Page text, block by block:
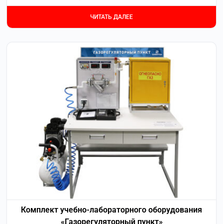
ЧИТАТЬ ДАЛЕЕ
Комплект учебно-лабораторного оборудования
«Газорегуляторный пункт»